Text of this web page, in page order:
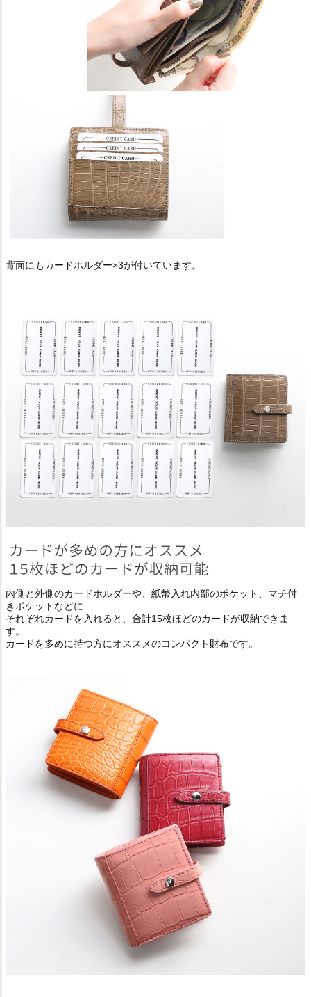
背面にもカードホルダー×3が付いています。
内側と外側のカードホルダーや、紙幣入れ内部のポケット、マチ付
きポケットなどに
それぞれカードを入れると、合計15枚ほどのカードが収納できま
す。
カードを多めに持つ方にオススメのコンパクト財布です。